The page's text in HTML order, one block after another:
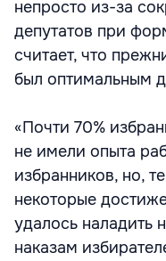
непросто из-за
депутатов при
считает, что
был оптимальным
«Почти 70%
не имели опыта
избранников, но,
некоторые
удалось наладить
наказам